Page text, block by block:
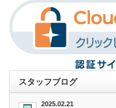
スタッフブログ
2025.02.21